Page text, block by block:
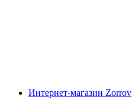
Интернет-магазин Zorrov